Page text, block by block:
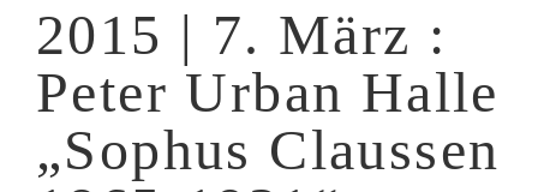
2015 | 7. März :
Peter Urban Halle
„Sophus Claussen